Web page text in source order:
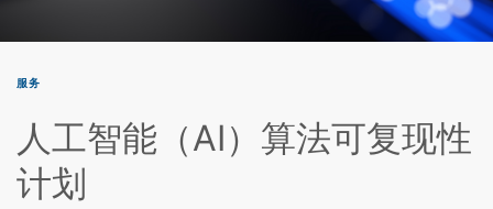
服务
人工智能（AI）算法可复现性
计划